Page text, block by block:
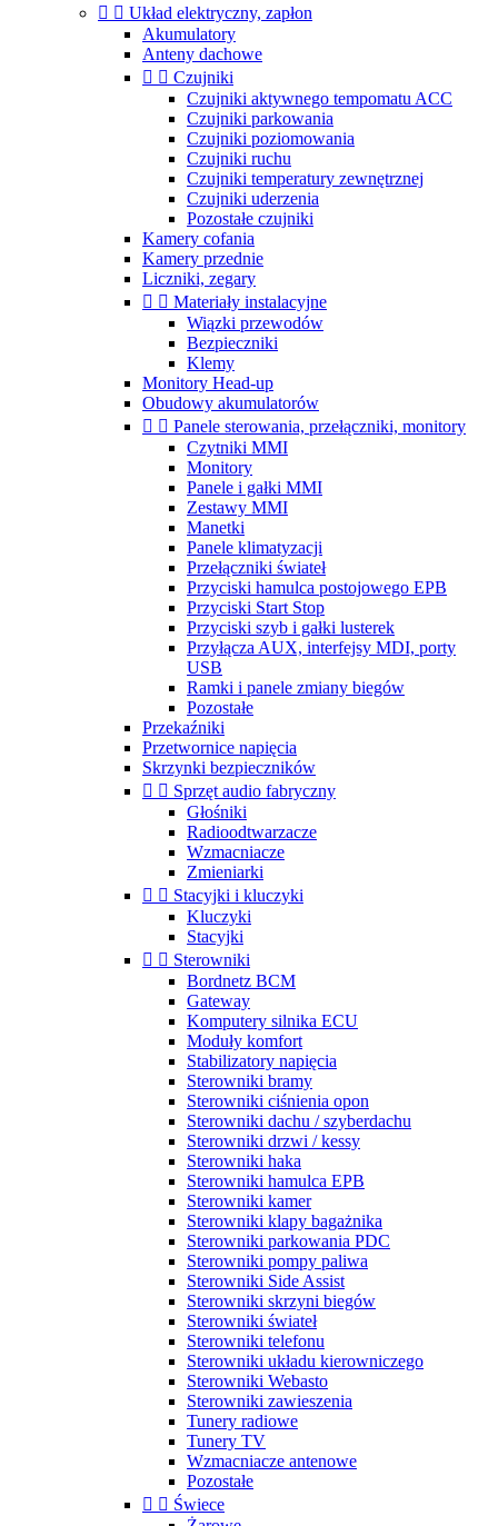
  Układ elektryczny, zapłon
Akumulatory
Anteny dachowe
  Czujniki
Czujniki aktywnego tempomatu ACC
Czujniki parkowania
Czujniki poziomowania
Czujniki ruchu
Czujniki temperatury zewnętrznej
Czujniki uderzenia
Pozostałe czujniki
Kamery cofania
Kamery przednie
Liczniki, zegary
  Materiały instalacyjne
Wiązki przewodów
Bezpieczniki
Klemy
Monitory Head-up
Obudowy akumulatorów
  Panele sterowania, przełączniki, monitory
Czytniki MMI
Monitory
Panele i gałki MMI
Zestawy MMI
Manetki
Panele klimatyzacji
Przełączniki świateł
Przyciski hamulca postojowego EPB
Przyciski Start Stop
Przyciski szyb i gałki lusterek
Przyłącza AUX, interfejsy MDI, porty
USB
Ramki i panele zmiany biegów
Pozostałe
Przekaźniki
Przetwornice napięcia
Skrzynki bezpieczników
  Sprzęt audio fabryczny
Głośniki
Radioodtwarzacze
Wzmacniacze
Zmieniarki
  Stacyjki i kluczyki
Kluczyki
Stacyjki
  Sterowniki
Bordnetz BCM
Gateway
Komputery silnika ECU
Moduły komfort
Stabilizatory napięcia
Sterowniki bramy
Sterowniki ciśnienia opon
Sterowniki dachu / szyberdachu
Sterowniki drzwi / kessy
Sterowniki haka
Sterowniki hamulca EPB
Sterowniki kamer
Sterowniki klapy bagażnika
Sterowniki parkowania PDC
Sterowniki pompy paliwa
Sterowniki Side Assist
Sterowniki skrzyni biegów
Sterowniki świateł
Sterowniki telefonu
Sterowniki układu kierowniczego
Sterowniki Webasto
Sterowniki zawieszenia
Tunery radiowe
Tunery TV
Wzmacniacze antenowe
Pozostałe
  Świece